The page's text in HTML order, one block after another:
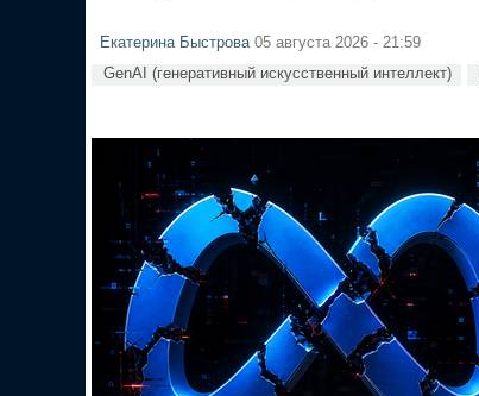
Екатерина Быстрова 05 августа 2026 - 21:59
GenAI (генеративный искусственный интеллект)